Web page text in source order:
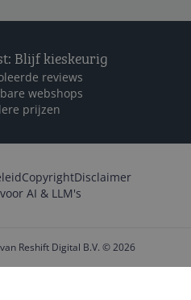
Blijf kieskeurig
reviews
webshops
prijzen
CopyrightDisclaimer
AI & LLM's
Reshift Digital B.V. © 2026